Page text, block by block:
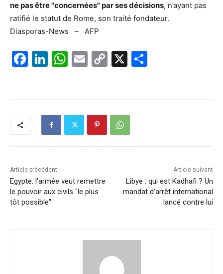
ne pas être "concernées" par ses décisions, n’ayant pas
ratifié le statut de Rome, son traité fondateur.
Diasporas-News – AFP
F
k
Li
dI
n
W
A
p
E
C
Li
n
X
Article précédent
Egypte: l'armée veut remettre
le pouvoir aux civils "le plus
tôt possible"
Article suivant
Libye : qui est Kadhafi ? Un
mandat d'arrêt international
lancé contre lui